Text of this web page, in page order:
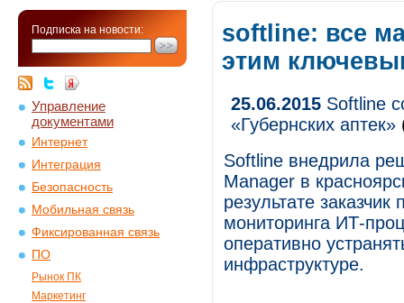
Подписка на новости:
Управление
документами
Интернет
Интеграция
Безопасность
Мобильная связь
Фиксированная связь
ПО
Рынок ПК
Маркетинг
softline: все
этим
25.06.2015 Softline
«Губернских аптек»
Softline внедрила
Manager в
результате
мониторинга ИТ-
оперативно
инфраструктуре.